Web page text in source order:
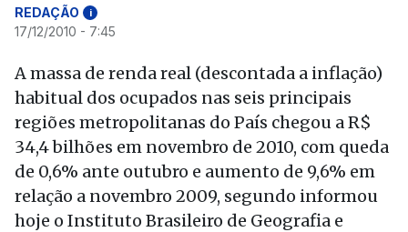
REDAÇÃO i
17/12/2010 - 7:45
A massa de renda real (descontada a inflação)
habitual dos ocupados nas seis principais
regiões metropolitanas do País chegou a R$
34,4 bilhões em novembro de 2010, com queda
de 0,6% ante outubro e aumento de 9,6% em
relação a novembro 2009, segundo informou
hoje o Instituto Brasileiro de Geografia e